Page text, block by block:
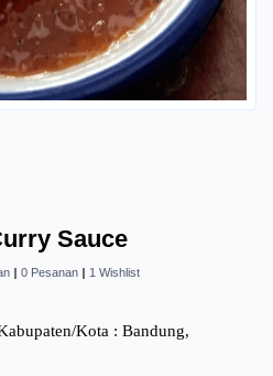
Sauce
0 Pesanan 1 Wishlist
Kota : Bandung,